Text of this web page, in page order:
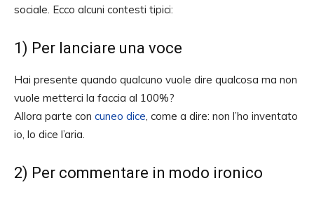
sociale. Ecco alcuni contesti tipici:
1) Per lanciare una voce
Hai presente quando qualcuno vuole dire qualcosa ma non
vuole metterci la faccia al 100%?
Allora parte con cuneo dice, come a dire: non l’ho inventato
io, lo dice l’aria.
2) Per commentare in modo ironico